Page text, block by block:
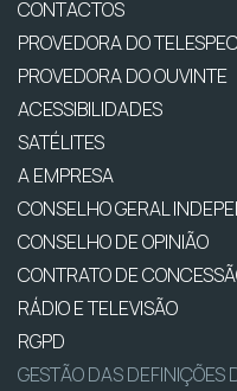
CONTACTOS
PROVEDORA DO
PROVEDORA DO OUVINTE
ACESSIBILIDADES
SATÉLITES
A EMPRESA
CONSELHO GERAL
CONSELHO DE OPINIÃO
CONTRATO DE
RÁDIO E TELEVISÃO
RGPD
GESTÃO DAS DEFINIÇÕES